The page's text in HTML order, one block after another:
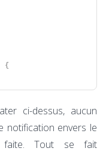
{
ci-dessus, aucun
notification envers le
faite. Tout se fait